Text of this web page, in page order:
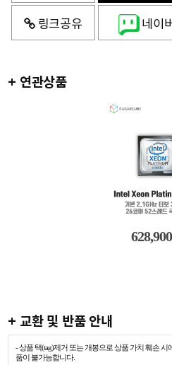
링크공유 네이
+ 연관상품
628,900
+ 교환 및 반품 안내
- 상품 택(tag)제거 또는 개봉으로 상품 가치 훼손
품이 불가능합니다.